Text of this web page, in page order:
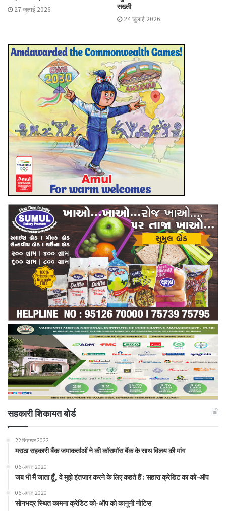
27 जुलाई 2026
सख्ती
24 जुलाई 2026
सहकारी शिकायत बोर्ड
22 सितम्बर 2022
मराठा सहकारी बैंक जमाकर्ताओं ने की कॉसमॉस बैंक के साथ विलय की मांग
06 अगस्त 2020
जब भी मैं जाता हूँ, वे मुझे इंतजार करने के लिए कहते हैं : सहारा क्रेडिट का को-ऑप
06 अगस्त 2020
सोनभद्र स्थित कामना क्रेडिट को-ऑप को कानूनी नोटिस